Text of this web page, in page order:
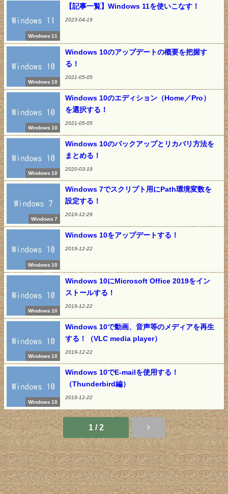
Windows 11
【記事一覧】Windows 11を使いこなす！
2023-04-19
Windows 10
Windows 10のアップデートの概要を把握す
る！
2021-05-05
Windows 10
Windows 10のエディション（Home／Pro）
を選択する！
2021-05-05
Windows 10
Windows 10のバックアップとリカバリ方法を
まとめる！
2020-03-19
Windows 7
Windows 7でスクリプト用にPath環境変数を
設定する！
2019-12-29
Windows 10
Windows 10をアップデートする！
2019-12-22
Windows 10
Windows 10にMicrosoft Office 2019をイン
ストールする！
2019-12-22
Windows 10
Windows 10で動画、音声等のメディアを再生
する！（VLC media player）
2019-12-22
Windows 10
Windows 10でE-mailを使用する！
（Thunderbird編）
2019-12-22
1 / 2